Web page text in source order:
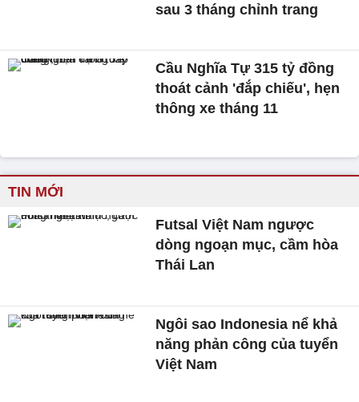
sau 3 tháng chỉnh trang
Cầu Nghĩa Tự 315 tỷ đồng
thoát cảnh 'đắp chiếu', hẹn
thông xe tháng 11
TIN MỚI
Futsal Việt Nam ngược
dòng ngoạn mục, cầm hòa
Thái Lan
Ngôi sao Indonesia nể khả
năng phản công của tuyển
Việt Nam